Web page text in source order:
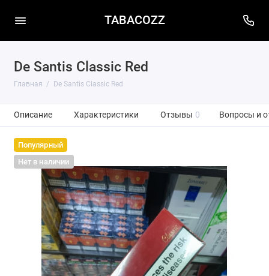
TABACOZZ
De Santis Classic Red
Главная De Santis Classic Red
Описание Характеристики Отзывы 0 Вопросы и
Популярный
Нет в наличии